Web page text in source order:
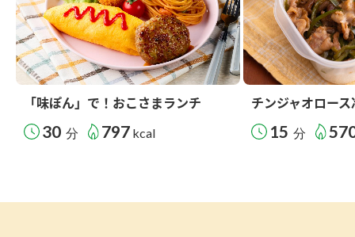
「味ぽん」で！おこさまランチ
30 分 797 kcal
チンジャオロー
15 分